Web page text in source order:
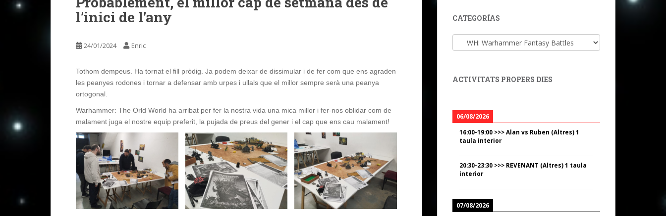
l’inici de l’any
24/01/2024 Enric
Tothom dempeus. Ha tornat el fill pròdig. Ja podem deixar de dissimular i de fer com que ens agraden
les peanyes rodones i tornar a defensar amb urpes i ullals que el millor sempre serà una peanya
ortogonal.
Warhammer: The Orld World ha arribat per fer la nostra vida una mica millor i fer-nos oblidar com de
malament juga el nostre equip preferit, la pujada de preus del gener i el cap que ens cau malament!
CATEGORÍAS
Categorías
ACTIVITATS PROPERS DIES
06/08/2026
16:00-19:00 >>>Alan vs Ruben (Altres) 1
taula interior
20:30-23:30 >>> REVENANT (Altres) 1 taula
interior
07/08/2026